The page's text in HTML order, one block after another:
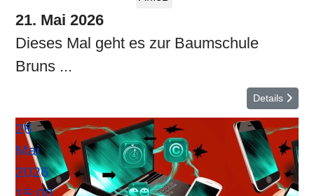
21. Mai 2026
Dieses Mal geht es zur Baumschule
Bruns ...
Details
26
Mai
2026